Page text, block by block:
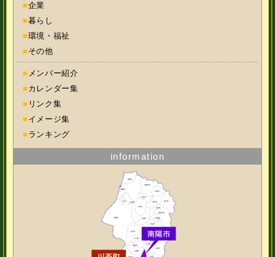
■企業
■暮らし
■環境・福祉
■ その他
■ メンバー紹介
■ カレンダー集
■ リンク集
■ イメージ集
■ ランキング
information